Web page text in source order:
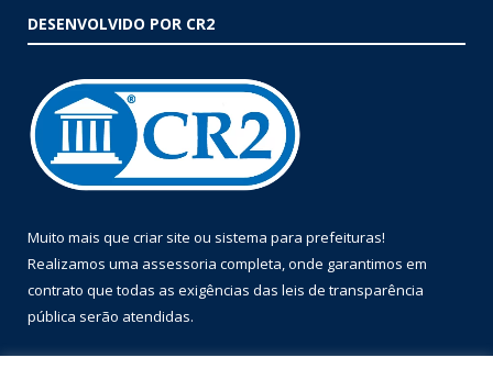
DESENVOLVIDO POR CR2
Muito mais que criar site ou sistema para prefeituras!
Realizamos uma assessoria completa, onde garantimos em
contrato que todas as exigências das leis de transparência
pública serão atendidas.